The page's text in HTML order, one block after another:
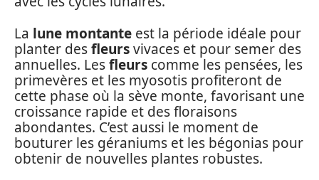
La lune montante est la période idéale pour
planter desfleursvivaces et pour semer des
annuelles. Lesfleurs comme les pensées, les
primevères et les myosotis profiteront de
cette phase où la sève monte, favorisant une
croissance rapide et des floraisons
abondantes. C’est aussi le moment de
bouturer les géraniums et les bégonias pour
obtenir de nouvelles plantes robustes.